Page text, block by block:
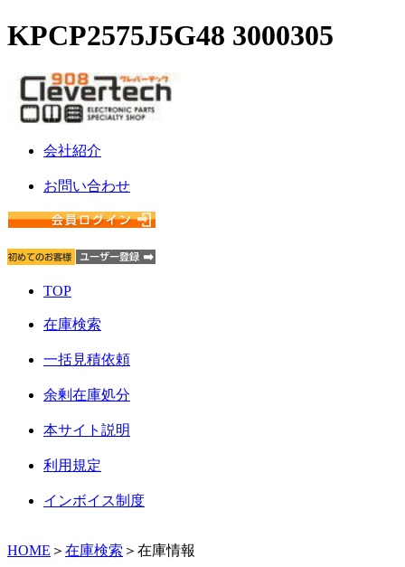
KPCP2575J5G48 3000305
会社紹介
お問い合わせ
TOP
在庫検索
一括見積依頼
余剰在庫処分
本サイト説明
利用規定
インボイス制度
HOME ＞ 在庫検索 ＞在庫情報